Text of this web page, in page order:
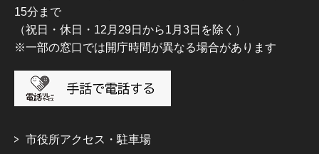
15分まで
（祝日・休日・12月29日から1月3日を除く）
※一部の窓口では開庁時間が異なる場合があります
市役所アクセス・駐車場